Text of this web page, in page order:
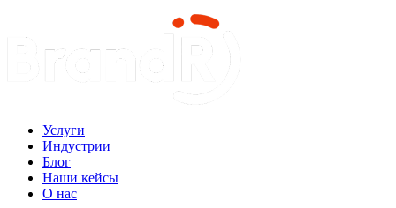
Услуги
Индустрии
Блог
Наши кейсы
О нас